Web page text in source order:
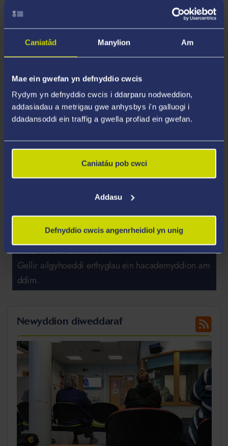
Caniatâd Manylion Am
Mae ein gwefan yn defnyddio cwcis
Rydym yn defnyddio cwcis i ddarparu nodweddion,
addasiadau a metrigau gwe anhysbys i'n galluogi i
ddadansoddi ein traffig a gwella profiad ein gwefan.
Caniatáu pob cwci
Addasu
Defnyddio cwcis angenrheidiol yn unig
Gellir lawrlwytho lluniau a'u defnyddio at ddibenion
THE CONVERSATION
Gellir ailgyhoeddi erthyglau ein hacademyddion am
ddim.
Newyddion diweddaraf